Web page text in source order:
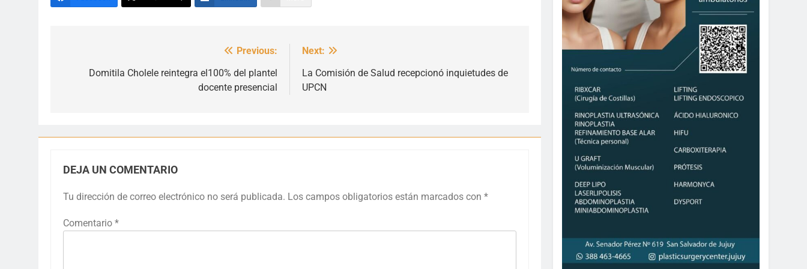
Previous:
Domitila Cholele reintegra el100% del plantel
docente presencial
Next:
La Comisión de Salud recepcionó inquietudes de
UPCN
DEJA UN COMENTARIO
Tu dirección de correo electrónico no será publicada. Los campos obligatorios están marcados con *
Comentario *